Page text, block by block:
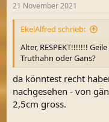
e
n
21 November 2021
EkelAlfred schrieb:
Alter, RESPEKT!!!!!!!
Truthahn oder Gans?
da könntest recht
nachgesehen - von
2,5cm gross.